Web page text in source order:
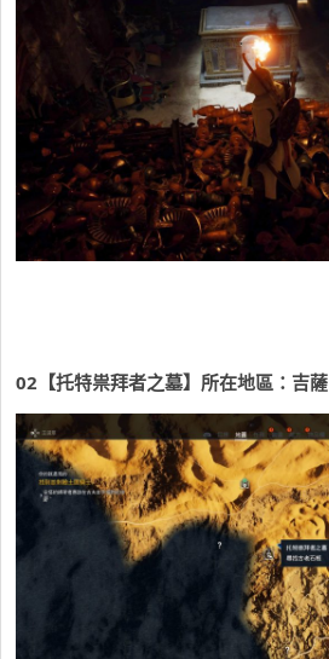
02 【托特祟拜者之墓】所在地區：吉薩